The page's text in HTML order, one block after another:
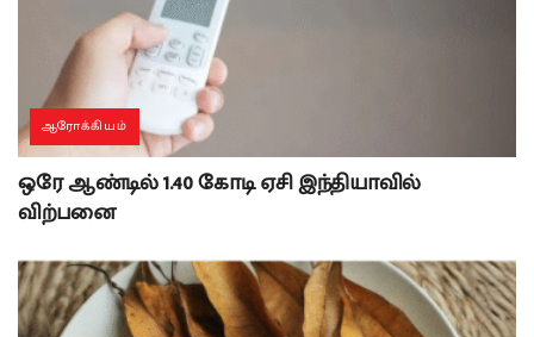
ஆரோக்கியம்
ஒரே ஆண்டில் 1.40 கோடி ஏசி இந்தியாவில்
விற்பனை